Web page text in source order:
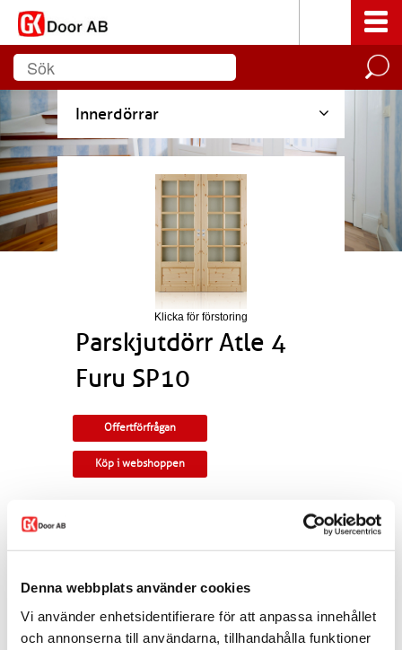
Denna webbplats använder cookies
Vi använder enhetsidentifierare för att anpassa innehållet
och annonserna till användarna, tillhandahålla funktioner
Innerdörrar
Klicka för förstoring
Parskjutdörr Atle 4
Furu SP10
Offertförfrågan
Köp i webshoppen
Tillverkningsvara i samtliga storlekar. Levereras
skålar som standard. Modellen finns som
enkeldörr, pardörr i lika eller olika delning,